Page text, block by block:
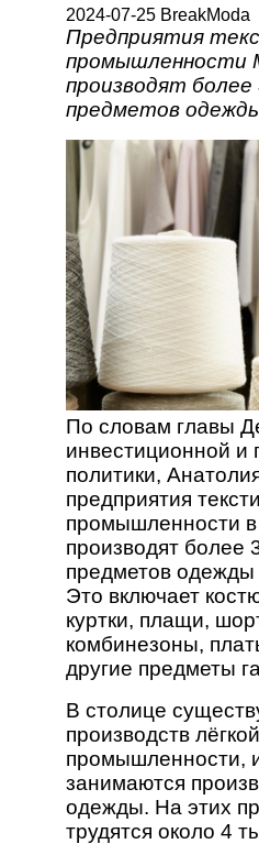
2024-07-25 BreakModa
Предприятия
промышленности
производят
предметов
По словам главы
инвестиционной
политики,
предприятия
промышленности
производят более
предметов
Это включает
куртки, плащи,
комбинезоны,
другие предметы
В столице
производств лёгкой
промышленности,
занимаются
одежды. На этих
трудятся около 4